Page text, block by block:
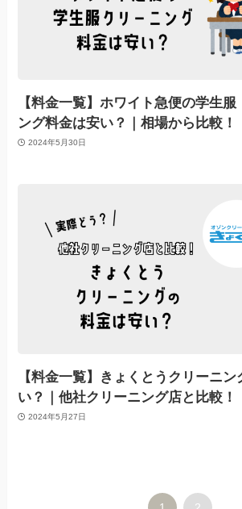
【料金一覧】ホワイト急便の学生
ング料金は安い？｜相場から比較！
2024年5月30日
【料金一覧】きょくとうクリーニ
い？｜他社クリーニング店と比較！
2024年5月27日